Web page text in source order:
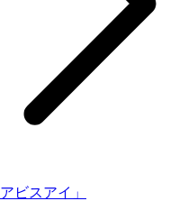
ビスアイ」